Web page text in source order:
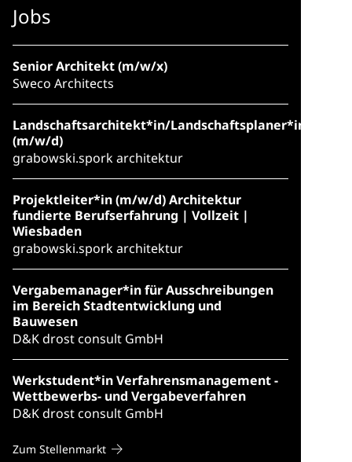
Jobs
Senior Architekt (m/w/x)
Sweco Architects
Landschaftsarchitekt*in/Landschaftsplaner*in
(m/w/d)
grabowski.spork architektur
Projektleiter*in (m/w/d) Architektur
fundierte Berufserfahrung | Vollzeit |
Wiesbaden
grabowski.spork architektur
Vergabemanager*in für Ausschreibungen
im Bereich Stadtentwicklung und
Bauwesen
D&K drost consult GmbH
Werkstudent*in Verfahrensmanagement -
Wettbewerbs- und Vergabeverfahren
D&K drost consult GmbH
Zum Stellenmarkt